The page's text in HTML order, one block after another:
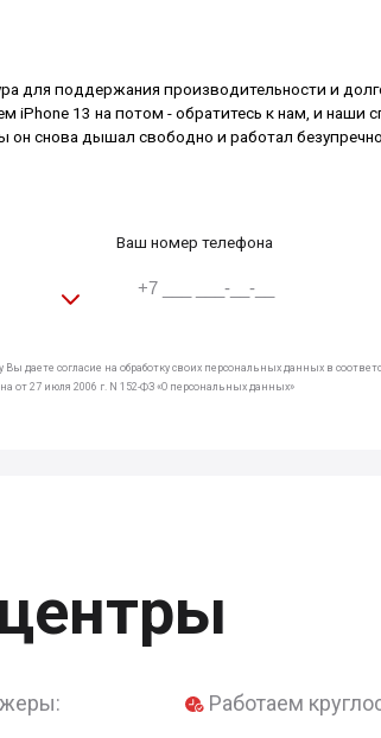
для поддержания производительности и
iPhone 13 на потом - обратитесь к нам, и наши
он снова дышал свободно и работал безупречно.
Ваш номер телефона
даете согласие на обработку своих персональных данных в
от 27 июля 2006 г. N 152-ФЗ «О персональных данных»
Работаем